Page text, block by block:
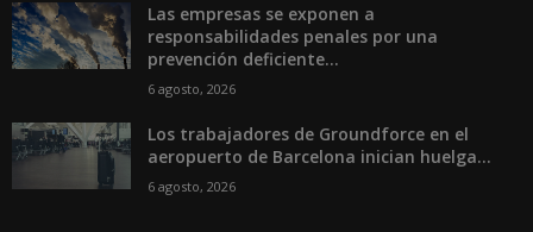
Las empresas se exponen a
responsabilidades penales por una
prevención deficiente...
6 agosto, 2026
Los trabajadores de Groundforce en el
aeropuerto de Barcelona inician huelga...
6 agosto, 2026